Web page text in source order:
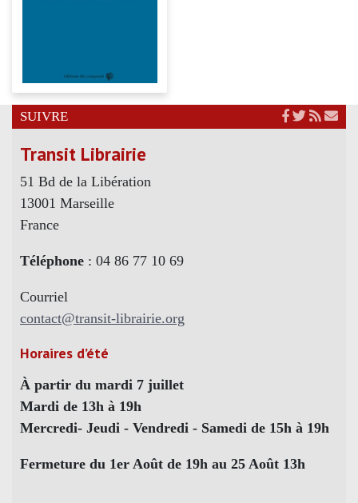
SUIVRE
Transit Librairie
51 Bd de la Libération
13001 Marseille
France
Téléphone : 04 86 77 10 69
Courriel
contact@transit-librairie.org
Horaires d’été
À partir du mardi 7 juillet
Mardi de 13h à 19h
Mercredi- Jeudi - Vendredi - Samedi de 15h à 19h
Fermeture du 1er Août de 19h au 25 Août 13h